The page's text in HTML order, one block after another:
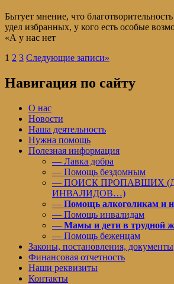
Бытует мнение, что
удел избранных, у кого есть особые
«А у нас нет
1 2 3 Следующие записи»
Навигация по сайту
О нас
Новости
Наша деятельность
Нужна помощь
Полезная информация
— Лавка добра
— Помощь бездомным
— ПОИСК ПРОПАВШИХ
ИНВАЛИДОВ…)
— Помощь алкоголикам и
— Помощь инвалидам
— Мамы и дети в трудной
— Помощь беженцам
Законы, постановления, документы
Финансовая отчетность
Наши реквизиты
Контакты